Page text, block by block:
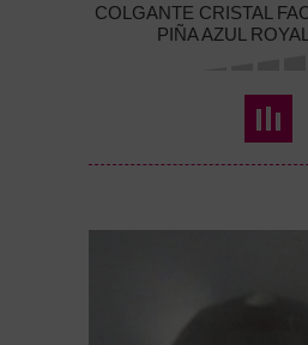
COLGANTE CRISTAL
PIÑA AZUL